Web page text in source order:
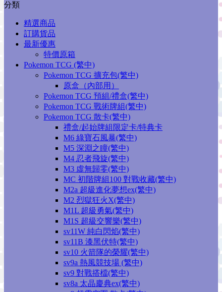
分類
精選商品
訂購貨品
最新優惠
特價原箱
Pokemon TCG (繁中)
Pokemon TCG 擴充包(繁中)
原盒（內部用）
Pokemon TCG 預組/禮盒(繁中)
Pokemon TCG 戰術牌組(繁中)
Pokemon TCG 散卡(繁中)
禮盒/起始牌組限定卡/特典卡
M6 綠寶石風暴(繁中)
M5 深淵之瞳(繁中)
M4 忍者飛旋(繁中)
M3 虛無歸零(繁中)
MC 初階牌組100 對戰收藏(繁中)
M2a 超級進化夢想ex(繁中)
M2 烈獄狂火X(繁中)
M1L 超級勇氣(繁中)
M1S 超級交響樂(繁中)
sv11W 純白閃焰(繁中)
sv11B 漆黑伏特(繁中)
sv10 火箭隊的榮耀(繁中)
sv9a 熱風競技場 (繁中)
sv9 對戰搭檔(繁中)
sv8a 太晶慶典ex(繁中)